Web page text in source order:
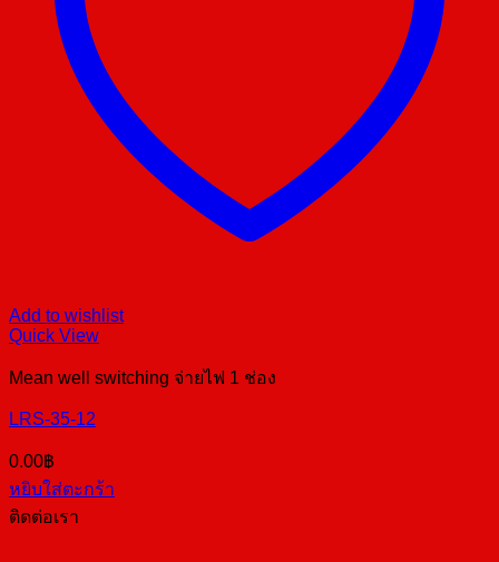
Add to wishlist
Quick View
Mean well switching จ่ายไฟ 1 ช่อง
LRS-35-12
0.00฿
หยิบใส่ตะกร้า
ติดต่อเรา